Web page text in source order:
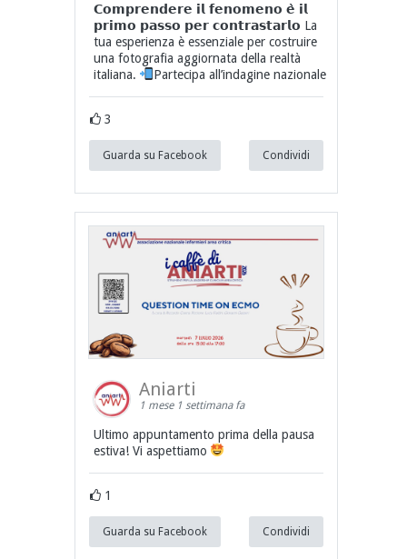
𝗖𝗼𝗺𝗽𝗿𝗲𝗻𝗱𝗲𝗿𝗲 𝗶𝗹 𝗳𝗲𝗻𝗼𝗺𝗲𝗻𝗼 𝗲̀ 𝗶𝗹
𝗽𝗿𝗶𝗺𝗼 𝗽𝗮𝘀𝘀𝗼 𝗽𝗲𝗿 𝗰𝗼𝗻𝘁𝗿𝗮𝘀𝘁𝗮𝗿𝗹𝗼 La
tua esperienza è essenziale per costruire
una fotografia aggiornata della realtà
italiana.
Partecipa all’indagine nazionale
3
Guarda su Facebook Condividi
Aniarti
1 mese 1 settimana fa
Ultimo appuntamento prima della pausa
estiva! Vi aspettiamo
1
Guarda su Facebook Condividi